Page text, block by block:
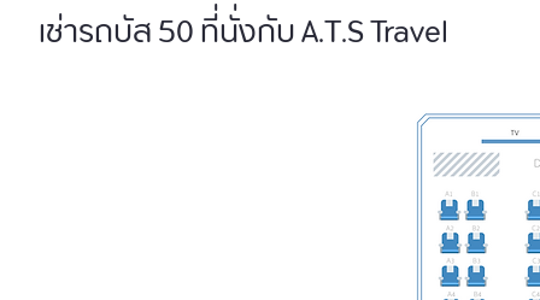
เช่ารถบัส 50 ที่นั่งกับ ​A.T.S Travel